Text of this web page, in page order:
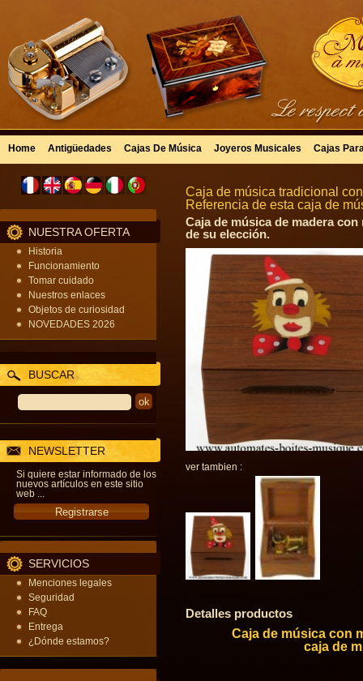
Home Antigüedades Cajas De Música Joyeros Musicales Cajas
NUESTRA OFERTA
Historia
Funcionamiento
Tomar cuidado
Nuestros enlaces
Objetos de curiosidad
NOVEDADES 2026
BUSCAR
NEWSLETTER
Si quiere estar informado de los
nuevos artículos en este sitio
web ...
SERVICIOS
Menciones legales
Seguridad
FAQ
Entrega
¿Dónde estamos?
Caja de música tradicional
Referencia de esta caja de
Caja de música de madera
de su elección.
ver tambien :
Detalles productos
Caja de música con
caja de